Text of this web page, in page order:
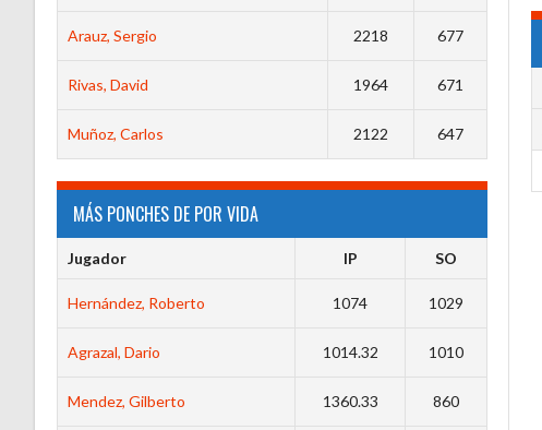
Arauz, Sergio 2218 677
Rivas, David 1964 671
Muñoz, Carlos 2122 647
MÁS PONCHES DE POR VIDA
Jugador IP SO
Hernández, Roberto 1074 1029
Agrazal, Dario 1014.32 1010
Mendez, Gilberto 1360.33 860